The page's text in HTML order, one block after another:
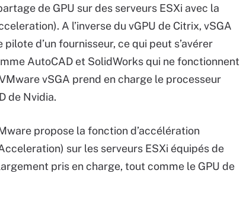
de GPU sur des serveurs ESXi avec la
A l’inverse du vGPU de Citrix, vSGA
d’un fournisseur, ce qui peut s’avérer
AutoCAD et SolidWorks qui ne fonctionnent
vSGA prend en charge le processeur
de Nvidia.
propose la fonction d’accélération
sur les serveurs ESXi équipés de
pris en charge, tout comme le GPU de